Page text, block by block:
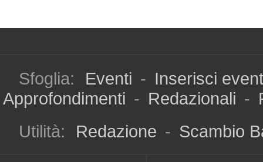
Sfoglia: Eventi - Inserisci
Approfondimenti - Redazionali -
Utilità:
Redazione - Scambio